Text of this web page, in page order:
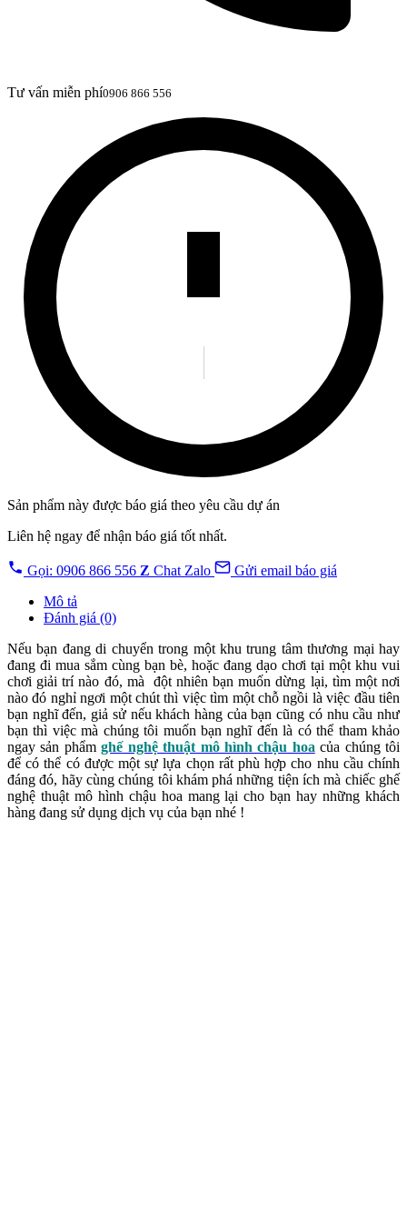
Tư vấn miễn phí0906 866 556
Sản phẩm này được báo giá theo yêu cầu dự án
Liên hệ ngay để nhận báo giá tốt nhất.
Gọi: 0906 866 556 Z Chat Zalo
Gửi email báo giá
Mô tả
Đánh giá (0)
Nếu bạn đang di chuyển trong một khu trung tâm thương mại hay
đang đi mua sắm cùng bạn bè, hoặc đang dạo chơi tại một khu vui
chơi giải trí nào đó, mà đột nhiên bạn muốn dừng lại, tìm một nơi
nào đó nghỉ ngơi một chút thì việc tìm một chỗ ngồi là việc đầu tiên
bạn nghĩ đến, giả sử nếu khách hàng của bạn cũng có nhu cầu như
bạn thì việc mà chúng tôi muốn bạn nghĩ đến là có thể tham khảo
ngay sản phẩmghế nghệ thuật mô hình chậu hoa của chúng tôi
để có thể có được một sự lựa chọn rất phù hợp cho nhu cầu chính
đáng đó, hãy cùng chúng tôi khám phá những tiện ích mà chiếc ghế
nghệ thuật mô hình chậu hoa mang lại cho bạn hay những khách
hàng đang sử dụng dịch vụ của bạn nhé !